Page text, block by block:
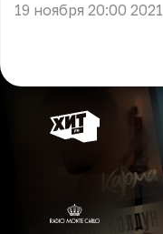
19 ноября 20:00 2021